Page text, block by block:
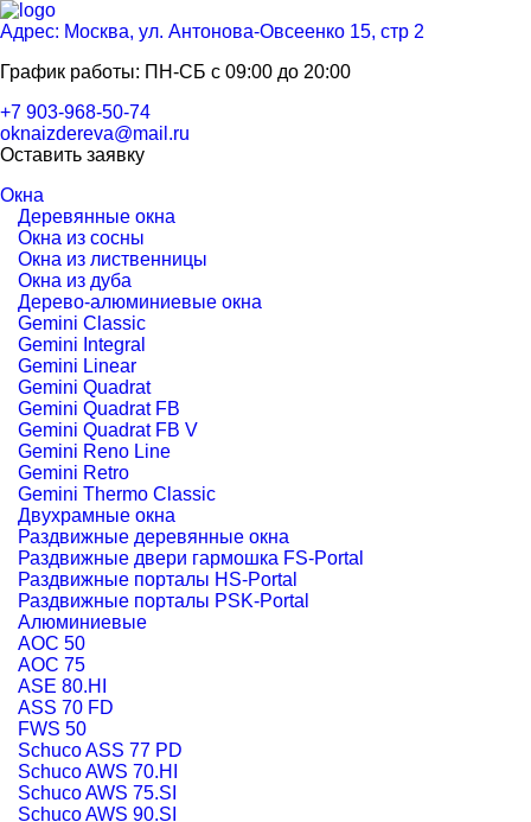
Адрес: Москва, ул. Антонова-Овсеенко 15, стр 2
График работы: ПН-СБ с 09:00 до 20:00
+7 903-968-50-74
oknaizdereva@mail.ru
Оставить заявку
Окна
Деревянные окна
Окна из сосны
Окна из лиственницы
Окна из дуба
Дерево-алюминиевые окна
Gemini Classic
Gemini Integral
Gemini Linear
Gemini Quadrat
Gemini Quadrat FB
Gemini Quadrat FB V
Gemini Reno Line
Gemini Retro
Gemini Thermo Classic
Двухрамные окна
Раздвижные деревянные окна
Раздвижные двери гармошка FS-Portal
Раздвижные порталы HS-Portal
Раздвижные порталы PSK-Portal
Алюминиевые
AOC 50
AOC 75
ASE 80.HI
ASS 70 FD
FWS 50
Schuco ASS 77 PD
Schuco AWS 70.HI
Schuco AWS 75.SI
Schuco AWS 90.SI